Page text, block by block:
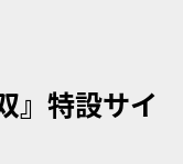
』特設サイ